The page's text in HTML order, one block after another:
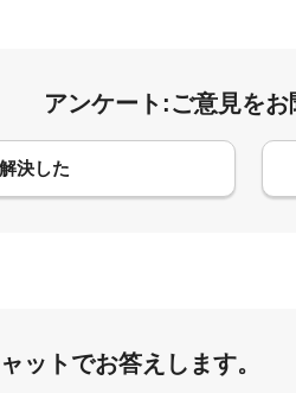
アンケート:ご意見を
解決した
ットでお答えします。